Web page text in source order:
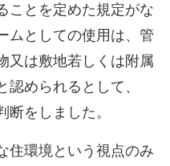
ことを定めた規定がな
ムとしての使用は、管
又は敷地若しくは附属
められるとして、
断をしました。
住環境という視点のみ